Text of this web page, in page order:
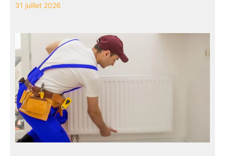
31 juillet 2026